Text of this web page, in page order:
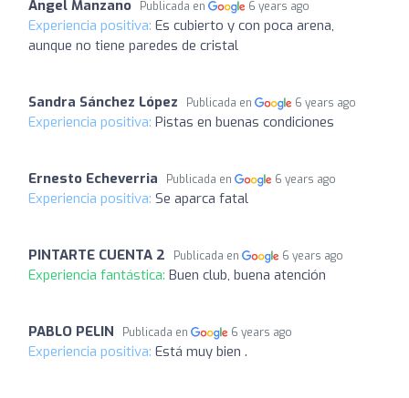
Angel Manzano Publicada en 6 years ago
Experiencia positiva: Es cubierto y con poca arena,
aunque no tiene paredes de cristal
Sandra Sánchez López Publicada en 6 years ago
Experiencia positiva: Pistas en buenas condiciones
Ernesto Echeverria Publicada en 6 years ago
Experiencia positiva: Se aparca fatal
PINTARTE CUENTA 2 Publicada en 6 years ago
Experiencia fantástica: Buen club, buena atención
PABLO PELIN Publicada en 6 years ago
Experiencia positiva: Está muy bien .